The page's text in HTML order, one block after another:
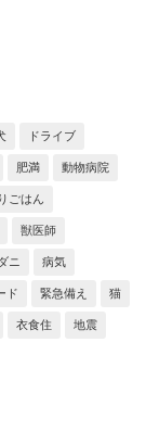
ドライブ
肥満 動物病院
ごはん
獣医師
ニ 病気
ド 緊急備え 猫
衣食住 地震